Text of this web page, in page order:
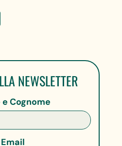
NEWSLETTER
e Cognome
Email